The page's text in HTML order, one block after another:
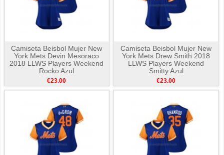
Camiseta Beisbol Mujer New
York Mets Devin Mesoraco
2018 LLWS Players Weekend
Rocko Azul
€23.00
Camiseta Beisbol Mujer New
York Mets Drew Smith 2018
LLWS Players Weekend
Smitty Azul
€23.00